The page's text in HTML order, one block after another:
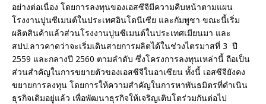
อย่างต่อเนื่อง โดยการลงทุนของเอสซีจีมีความคืบหน้าตามแผน
โรงงานปูนซีเมนต์ในประเทศอินโดนีเซีย และกัมพูชา ขณะนี้เริ่ม
ผลิตสินค้าแล้วส่วนโรงงานปูนซีเมนต์ในประเทศเมียนมา และ
สปป.ลาวคาดว่าจะเริ่มเดินสายการผลิตได้ในช่วงไตรมาสที่ 3 ปี
2559 และกลางปี 2560 ตามลำดับ ซึ่งโครงการลงทุนเหล่านี้ ถือเป็น
ส่วนสำคัญในการขยายตัวของเอสซีจีในอาเซียน ทั้งนี้ เอสซีจียังคง
ขยายการลงทุน โดยการให้ความสำคัญในการหาพันธมิตรที่ดำเนิน
ธุรกิจเดิมอยู่แล้ว เพื่อพัฒนาธุรกิจให้เจริญเติบโตร่วมกันต่อไป